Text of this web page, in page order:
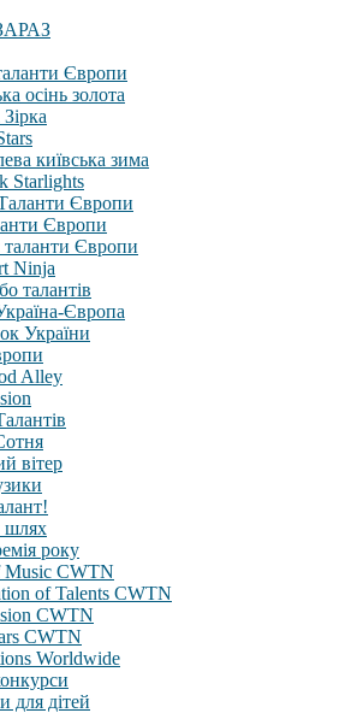
Європи
осінь золота
київська зима
Starlights
Європи
Європи
Європи
Ninja
талантів
Європа
України
Alley
вітер
шлях
року
Music CWTN
of Talents CWTN
CWTN
CWTN
Worldwide
для дітей